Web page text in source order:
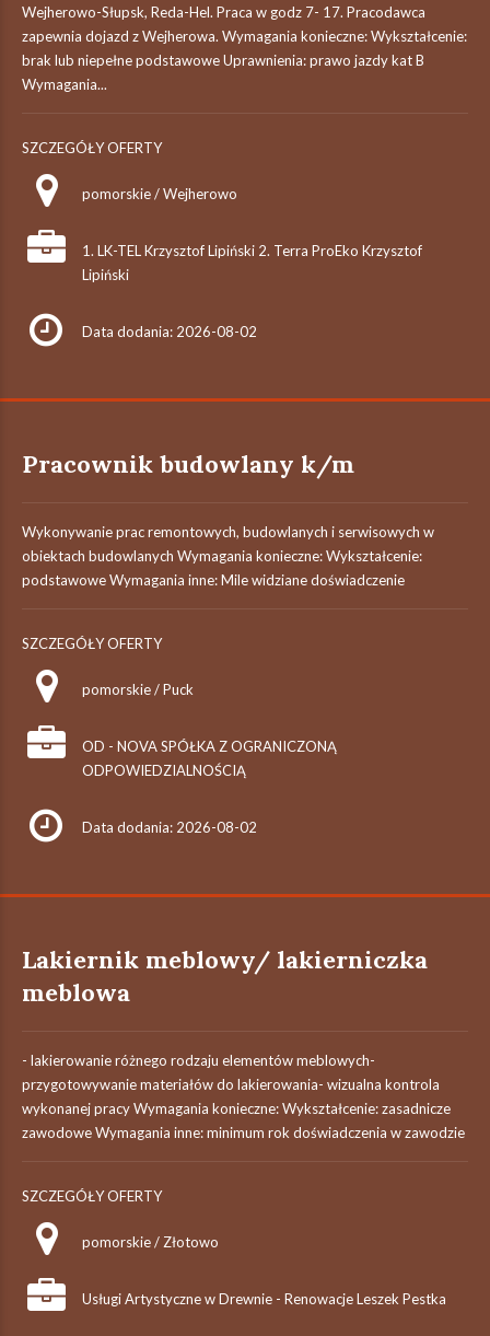
Wejherowo-Słupsk, Reda-Hel. Praca w godz 7- 17. Pracodawca
zapewnia dojazd z Wejherowa. Wymagania konieczne: Wykształcenie:
brak lub niepełne podstawowe Uprawnienia: prawo jazdy kat B
Wymagania...
SZCZEGÓŁY OFERTY
pomorskie / Wejherowo
1. LK-TEL Krzysztof Lipiński 2. Terra ProEko Krzysztof
Lipiński
Data dodania: 2026-08-02
Pracownik budowlany k/m
Wykonywanie prac remontowych, budowlanych i serwisowych w
obiektach budowlanych Wymagania konieczne: Wykształcenie:
podstawowe Wymagania inne: Mile widziane doświadczenie
SZCZEGÓŁY OFERTY
pomorskie / Puck
OD - NOVA SPÓŁKA Z OGRANICZONĄ
ODPOWIEDZIALNOŚCIĄ
Data dodania: 2026-08-02
Lakiernik meblowy/ lakierniczka
meblowa
- lakierowanie różnego rodzaju elementów meblowych-
przygotowywanie materiałów do lakierowania- wizualna kontrola
wykonanej pracy Wymagania konieczne: Wykształcenie: zasadnicze
zawodowe Wymagania inne: minimum rok doświadczenia w zawodzie
SZCZEGÓŁY OFERTY
pomorskie / Złotowo
Usługi Artystyczne w Drewnie - Renowacje Leszek Pestka